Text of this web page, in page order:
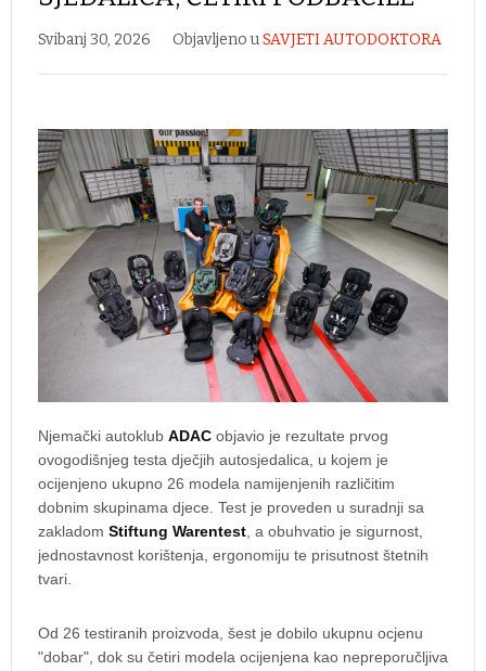
Svibanj 30, 2026 Objavljeno uSAVJETI AUTODOKTORA
Njemački autoklub ADAC objavio je rezultate prvog
ovogodišnjeg testa dječjih autosjedalica, u kojem je
ocijenjeno ukupno 26 modela namijenjenih različitim
dobnim skupinama djece. Test je proveden u suradnji sa
zakladom Stiftung Warentest , a obuhvatio je sigurnost,
jednostavnost korištenja, ergonomiju te prisutnost štetnih
tvari.
Od 26 testiranih proizvoda, šest je dobilo ukupnu ocjenu
"dobar", dok su četiri modela ocijenjena kao nepreporučljiva